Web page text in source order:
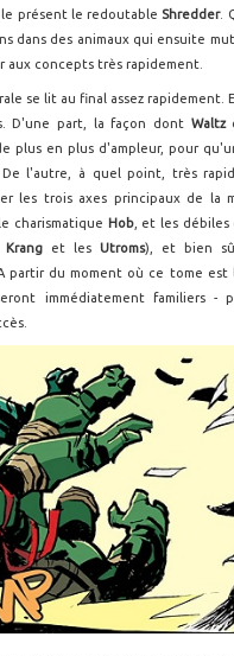
le présent le redoutable Shredder.
dans des animaux qui ensuite
concepts très rapidement.
se lit au final assez rapidement.
D'une part, la façon dont Waltz
plus en plus d'ampleur, pour
l'autre, à quel point, très
les trois axes principaux de la
charismatique Hob, et les débiles
Krang et les Utroms), et bien
A partir du moment où ce tome est
immédiatement familiers -